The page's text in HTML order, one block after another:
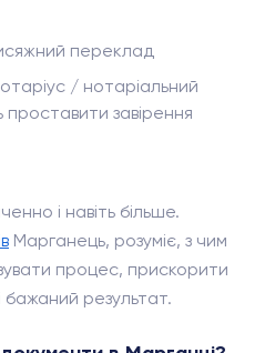
переклад
/ нотаріальний
завірення
і навіть більше.
Марганець, розуміє, з чим
процес, прискорити
бажаний результат.